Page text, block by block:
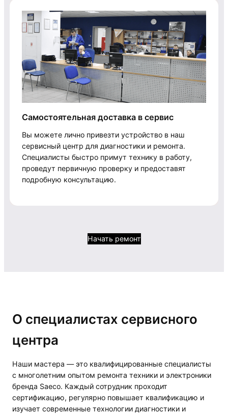
Самостоятельная доставка в сервис
Вы можете лично привезти устройство в наш
сервисный центр для диагностики и ремонта.
Специалисты быстро примут технику в работу,
проведут первичную проверку и предоставят
подробную консультацию.
Начать ремонт
О специалистах сервисного
центра
Наши мастера — это квалифицированные специалисты
с многолетним опытом ремонта техники и электроники
бренда Saeco. Каждый сотрудник проходит
сертификацию, регулярно повышает квалификацию и
изучает современные технологии диагностики и